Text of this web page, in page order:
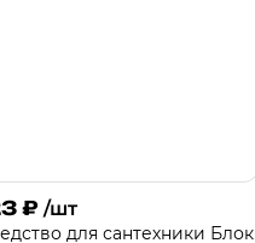
₽ /шт
для сантехники Блок